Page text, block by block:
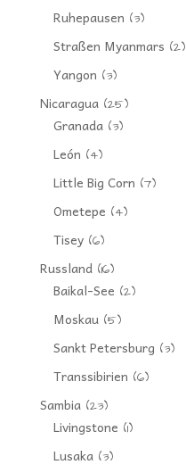
Ruhepausen (3)
Straßen Myanmars (2)
Yangon (3)
Nicaragua(25)
Granada(3)
León (4)
Little Big Corn (7)
Ometepe (4)
Tisey(6)
Russland(16)
Baikal-See (2)
Moskau(5)
Sankt Petersburg (3)
Transsibirien (6)
Sambia(23)
Livingstone (1)
Lusaka(3)